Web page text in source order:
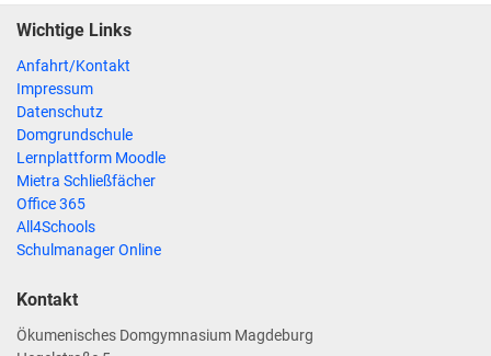
Wichtige Links
Anfahrt/Kontakt
Impressum
Datenschutz
Domgrundschule
Lernplattform Moodle
Mietra Schließfächer
Office 365
All4Schools
Schulmanager Online
Kontakt
Ökumenisches Domgymnasium Magdeburg